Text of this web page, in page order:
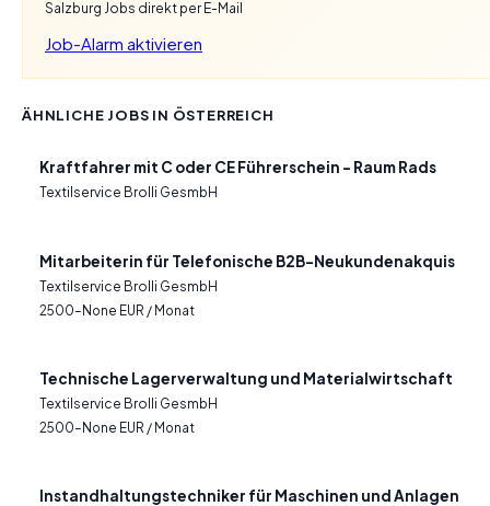
Salzburg Jobs direkt per E-Mail
Job-Alarm aktivieren
ÄHNLICHE JOBS IN ÖSTERREICH
Kraftfahrer mit C oder CE Führerschein – Raum Rads
Textilservice Brolli GesmbH
Mitarbeiterin für Telefonische B2B-Neukundenakquis
Textilservice Brolli GesmbH
2500–None EUR / Monat
Technische Lagerverwaltung und Materialwirtschaft
Textilservice Brolli GesmbH
2500–None EUR / Monat
Instandhaltungstechniker für Maschinen und Anlagen